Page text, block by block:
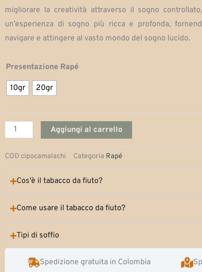
$130,000
migliorare la creatività attraverso il sogno
un’esperienza di sogno più ricca e profonda,
navigare e attingere al vasto mondo del sogno lucido.
Presentazione Rapé
10gr 20gr
Cipó
Camalechi
quantità
Aggiungi al carrello
COD cipocamalachi Categoria Rapé
Cos'è il tabacco da fiuto?
Come usare il tabacco da fiuto?
Tipi di soffio
Spedizione gratuita in Colombia